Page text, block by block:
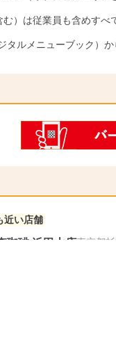
）は従業員も含めす
タルメニューブック）
近い店舗
珈琲 浜田山店東京都